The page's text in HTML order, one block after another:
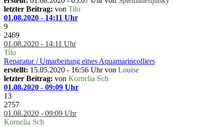
letzter Beitrag: von Tilo
01.08.2020 - 14:11 Uhr
9
2469
01.08.2020 - 14:11 Uhr
Tilo
Reparatur / Umarbeitung eines Aquamarincolliers
erstellt: 15.05.2020 - 16:56 Uhr von Louise
letzter Beitrag: von Kornelia Sch
01.08.2020 - 09:09 Uhr
13
2757
01.08.2020 - 09:09 Uhr
Kornelia Sch